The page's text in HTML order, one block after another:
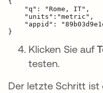
    "q": "Rome, IT",
    "units":"metric",
"appid":
}
Klicken Sie auf
testen.
Der letzte Schritt ist